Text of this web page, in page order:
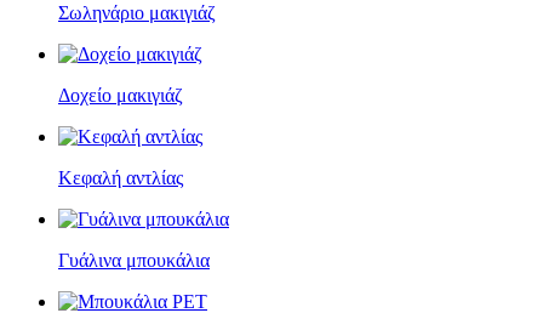
Σωληνάριο μακιγιάζ
Δοχείο μακιγιάζ
Κεφαλή αντλίας
Γυάλινα μπουκάλια